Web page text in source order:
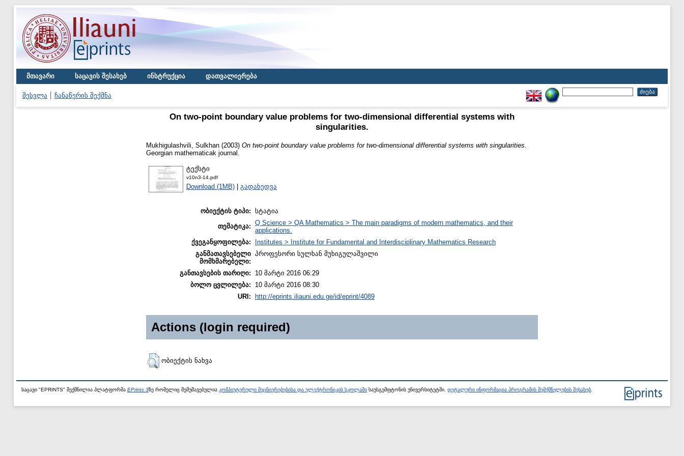
მთავარი საცავის შესახებ ინსტრუქცია დათვალიერება
შესვლა ჩანაწერის შექმნა
On two-point boundary value problems for two-dimensional differential systems with
singularities.
Mukhigulashvili, Sulkhan (2003) On two-point boundary value problems for two-dimensional differential systems with singularities.
Georgian mathematicak journal.
ტექსტი
v10n3-14.pdf
Download (1MB) | გადახედვა
ობიექტის ტიპი: სტატია
თემატიკა: Q Science > QA Mathematics > The main paradigms of modern mathematics, and their
applications.
ქვეგანყოფილება:
Institutes > Institute for Fundamental and Interdisciplinary Mathematics Research
განმათავსებელი
მომხმარებელი:
პროფესორი სულხან მუხიგულაშვილი
განთავსების თარიღი:
10 მარტი 2016 06:29
ბოლო ცვლილება:
10 მარტი 2016 08:30
URI:
http://eprints.iliauni.edu.ge/id/eprint/4089
Actions (login required)
ობიექტის ნახვა
საცავი "EPRINTS" შექმნილია პლატფორმა EPrints 3ზე რომელიც შემუშავებულია კომპიუტერული მეცნიერებებისა და ელექტრონიკის სკოლაში საუსგემფტონის უნივერსიტეტში. დეტალური ინფორმაცია პროგრამის შემქმნელების შესახებ.